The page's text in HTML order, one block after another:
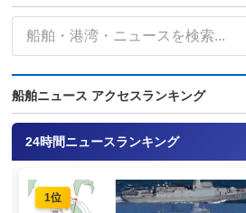
船舶ニュース アクセスランキング
24時間ニュースランキング
1位